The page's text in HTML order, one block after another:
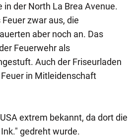
in der North La Brea Avenue.
zwar aus, die
aber noch an. Das
Feuerwehr als
Auch der Friseurladen
in Mitleidenschaft
extrem bekannt, da dort die
gedreht wurde.